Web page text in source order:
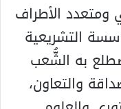
ومتعدد الأطراف
التشريعية
به الشُّعب
والتعاون،